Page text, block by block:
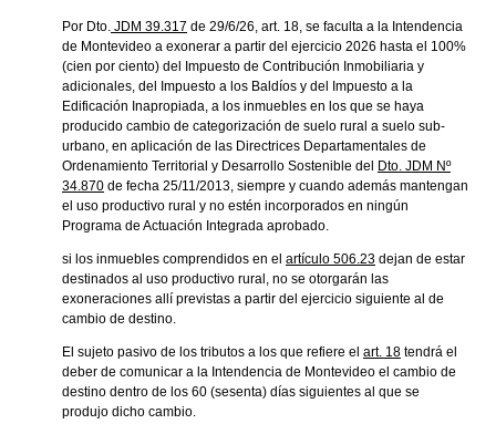
Por Dto. JDM 39.317 de 29/6/26, art. 18, se faculta a la Intendencia
de Montevideo a exonerar a partir del ejercicio 2026 hasta el 100%
(cien por ciento) del Impuesto de Contribución Inmobiliaria y
adicionales, del Impuesto a los Baldíos y del Impuesto a la
Edificación Inapropiada, a los inmuebles en los que se haya
producido cambio de categorización de suelo rural a suelo sub-
urbano, en aplicación de las Directrices Departamentales de
Ordenamiento Territorial y Desarrollo Sostenible del
Dto. JDM Nº
34.870 de fecha 25/11/2013, siempre y cuando además mantengan
el uso productivo rural y no estén incorporados en ningún
Programa de Actuación Integrada aprobado.
si los inmuebles comprendidos en el artículo 506.23 dejan de estar
destinados al uso productivo rural, no se otorgarán las
exoneraciones allí previstas a partir del ejercicio siguiente al de
cambio de destino.
El sujeto pasivo de los tributos a los que refiere el art. 18 tendrá el
deber de comunicar a la Intendencia de Montevideo el cambio de
destino dentro de los 60 (sesenta) días siguientes al que se
produjo dicho cambio.